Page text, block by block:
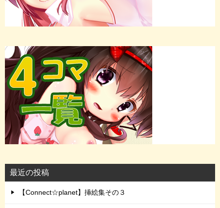
最近の投稿
【Connect☆planet】挿絵集その３